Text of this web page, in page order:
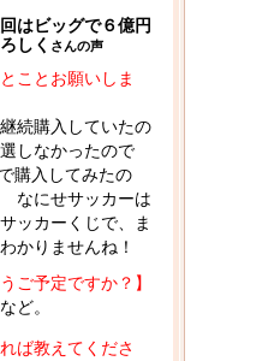
はビッグで６億円
しく さんの声
ことお願いしま
続購入していたの
しなかったので
購入してみたの
なにせサッカーは
ッカーくじで、ま
かりませんね！
ご予定ですか？】
ど。
ば教えてくださ